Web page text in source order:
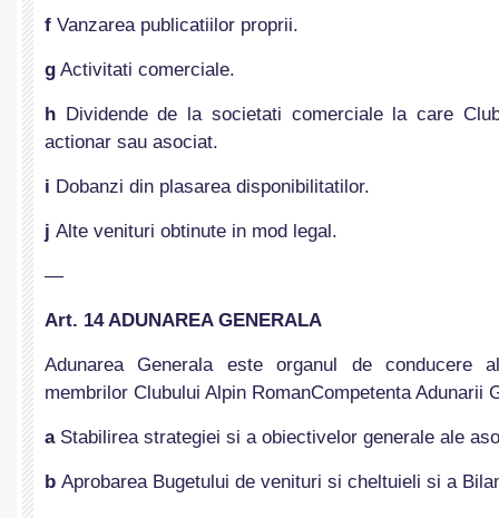
f Vanzarea publicatiilor proprii.
g Activitati comerciale.
h Dividende de la societati comerciale la care
actionar sau asociat.
i Dobanzi din plasarea disponibilitatilor.
j Alte venituri obtinute in mod legal.
—
Art. 14 ADUNAREA GENERALA
Adunarea Generala este organul de conducere
membrilor Clubului Alpin RomanCompetenta Adunarii
aStabilirea strategiei si a obiectivelor generale ale
b Aprobarea Bugetului de venituri si cheltuieli si a